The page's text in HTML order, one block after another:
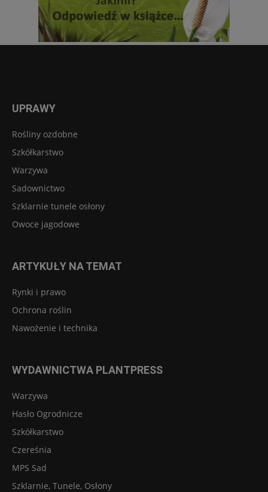
UPRAWY
Rośliny ozdobne
Szkółkarstwo
Warzywa
Sadownictwo
Szklarnie tunele osłony
Owoce jagodowe
ARTYKUŁY NA TEMAT
Rynki i prawo
Ochrona roślin
Nawożenie i technika
WYDAWNICTWA PLANTPRESS
Warzywa
Hasło Ogrodnicze
Szkółkarstwo
Czereśnia
MPS Sad
Szklarnie, Tunele, Osłony